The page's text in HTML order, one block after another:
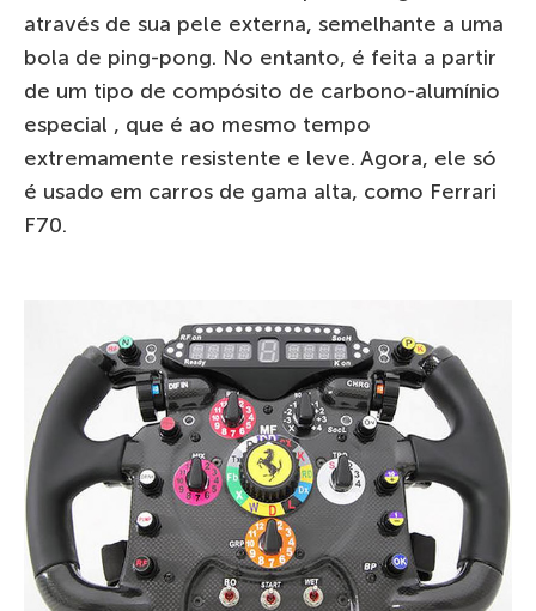
através de sua pele externa, semelhante a uma
bola de ping-pong. No entanto, é feita a partir
de um tipo de compósito de carbono-alumínio
especial , que é ao mesmo tempo
extremamente resistente e leve. Agora, ele só
é usado em carros de gama alta, como Ferrari
F70.